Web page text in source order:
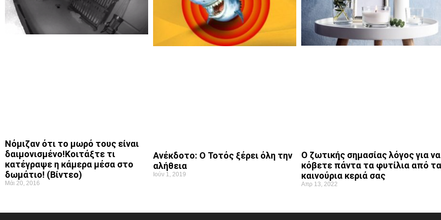
Νόμιζαν ότι το μωρό τους είναι
δαιμονισμένο!Κοιτάξτε τι
κατέγραψε η κάμερα μέσα στο
δωμάτιο! (Βίντεο)
Μάι 20, 2016
Ανέκδοτο: Ο Τοτός ξέρει όλη την
αλήθεια
Ιούν 1, 2019
Ο ζωτικής σημασίας λόγος για να
κόβετε πάντα τα φυτίλια από τα
καινούρια κεριά σας
Απρ 13, 2022